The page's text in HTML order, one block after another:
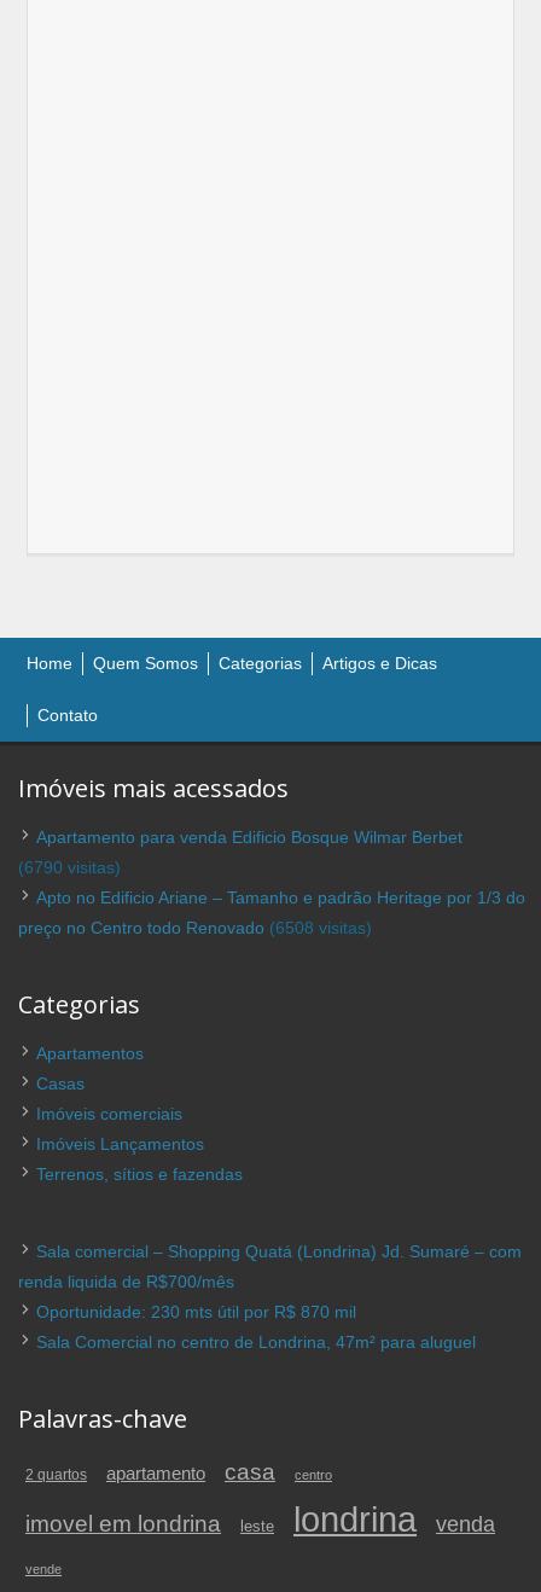
Home Quem Somos Categorias Artigos e Dicas
Contato
Imóveis mais acessados
Apartamento para venda Edificio Bosque Wilmar Berbet
(6790 visitas)
Apto no Edificio Ariane – Tamanho e padrão Heritage por 1/3 do
preço no Centro todo Renovado (6508 visitas)
Categorias
Apartamentos
Casas
Imóveis comerciais
Imóveis Lançamentos
Terrenos, sítios e fazendas
Sala comercial – Shopping Quatá (Londrina) Jd. Sumaré – com
renda liquida de R$700/mês
Oportunidade: 230 mts útil por R$ 870 mil
Sala Comercial no centro de Londrina, 47m² para aluguel
Palavras-chave
2 quartos apartamento casa centro
imovel em londrina leste londrina venda
vende